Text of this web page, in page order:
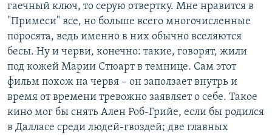
гаечный ключ, то серую отвертку. Мне нравится в
"Примеси" все, но больше всего многочисленные
поросята, ведь именно в них обычно вселяются
бесы. Ну и черви, конечно: такие, говорят, жили
под кожей Марии Стюарт в темнице. Сам этот
фильм похож на червя – он заползает внутрь и
время от времени тревожно заявляет о себе. Такое
кино мог бы снять Ален Роб-Грийе, если бы родился
в Далласе среди людей-гвоздей; две главных